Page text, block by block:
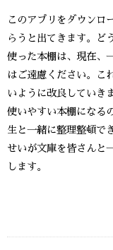
このアプリをダウンロ
らうと出てきます。ど
使った本棚は、現在、
はご遠慮ください。こ
いように改良していき
使いやすい本棚になる
生と一緒に整理整頓で
せいが文庫を皆さんと
します。